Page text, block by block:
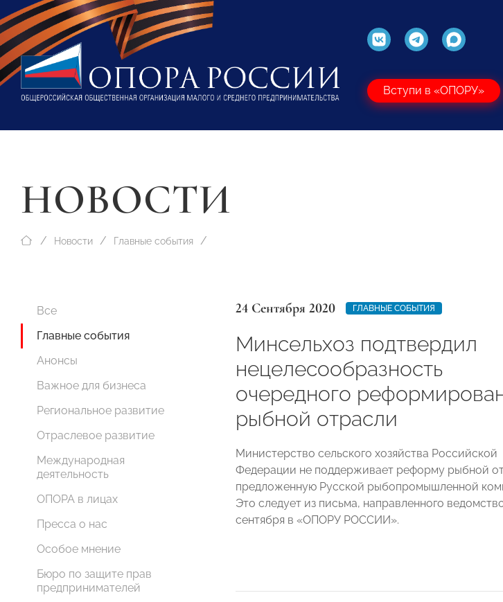
Вступи в «ОПОРУ»
НОВОСТИ
Новости Главные события
Все
Главные события
Анонсы
Важное для бизнеса
Региональное развитие
Отраслевое развитие
Международная
деятельность
ОПОРА в лицах
Пресса о нас
Особое мнение
Бюро по защите прав
предпринимателей
24 Сентября 2020 ГЛАВНЫЕ СОБЫТИЯ
Минсельхоз подтвердил
нецелесообразность
очередного
рыбной отрасли
Министерство сельского хозяйства Российской
Федерации не поддерживает реформу рыбной
предложенную Русской рыбопромышленной
Это следует из письма, направленного
сентября в «ОПОРУ РОССИИ».